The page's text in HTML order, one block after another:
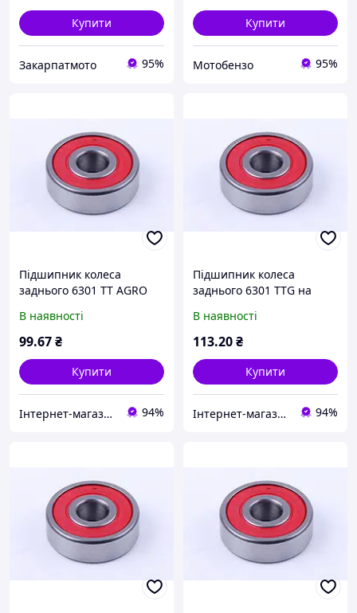
Купити
Закарпатмото 95%
Купити
Мотобензо 95%
Підшипник колеса
заднього 6301 TT AGRO
Альфа
В наявності
99.67₴
Купити
Інтернет-магазин TT AGRO MOTO 94%
Підшипник колеса
заднього 6301 TTG на
В наявності
113.20₴
Купити
Інтернет-магазин TT AGRO MOTO 94%